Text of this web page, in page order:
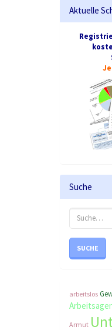
Aktuelle
Suche
SUCHE
arbeitslos
Armut